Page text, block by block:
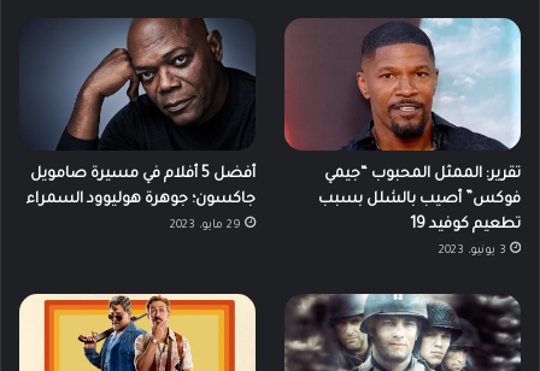
تقرير: الممثل المحبوب “جيمي
فوكس” أصيب بالشلل بسبب
تطعيم كوفيد 19
3 يونيو، 2023
أفضل 5 أفلام في مسيرة صامويل
جاكسون؛ جوهرة هوليوود السمراء
29 مايو، 2023